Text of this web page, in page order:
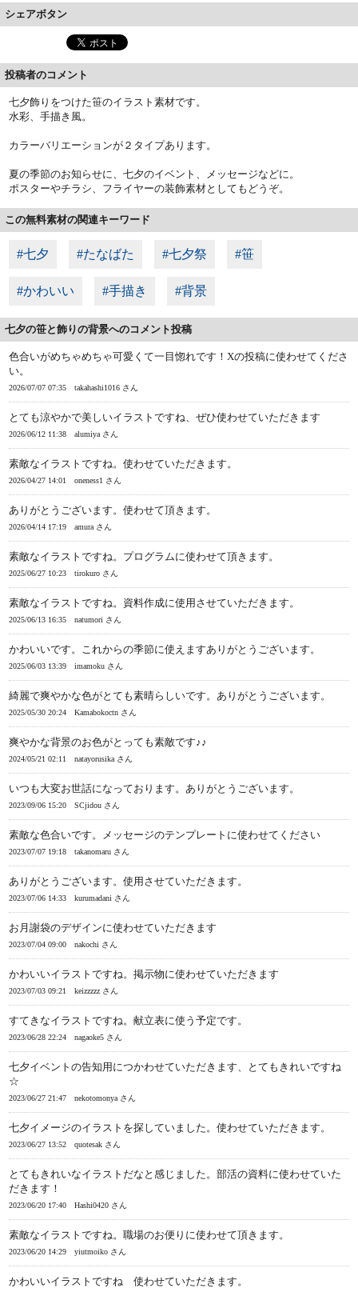
シェアボタン
投稿者のコメント
七夕飾りをつけた笹のイラスト素材です。
水彩、手描き風。
カラーバリエーションが２タイプあります。
夏の季節のお知らせに、七夕のイベント、メッセージなどに。
ポスターやチラシ、フライヤーの装飾素材としてもどうぞ。
この無料素材の関連キーワード
#七夕 #たなばた #七夕祭 #笹
#かわいい #手描き #背景
七夕の笹と飾りの背景へのコメント投稿
色合いがめちゃめちゃ可愛くて一目惚れです！Xの投稿に使わせてくださ
い。
2026/07/07 07:35 takahashi1016 さん
とても涼やかで美しいイラストですね、ぜひ使わせていただきます
2026/06/12 11:38 alumiya さん
素敵なイラストですね。使わせていただきます。
2026/04/27 14:01 oneness1 さん
ありがとうございます。使わせて頂きます。
2026/04/14 17:19 amura さん
素敵なイラストですね。プログラムに使わせて頂きます。
2025/06/27 10:23 tirokuro さん
素敵なイラストですね。資料作成に使用させていただきます。
2025/06/13 16:35 natumori さん
かわいいです。これからの季節に使えますありがとうございます。
2025/06/03 13:39 imamoku さん
綺麗で爽やかな色がとても素晴らしいです。ありがとうございます。
2025/05/30 20:24 Kamabokoctn さん
爽やかな背景のお色がとっても素敵です♪♪
2024/05/21 02:11 natayorusika さん
いつも大変お世話になっております。ありがとうございます。
2023/09/06 15:20 SCjidou さん
素敵な色合いです。メッセージのテンプレートに使わせてください
2023/07/07 19:18 takanomaru さん
ありがとうございます。使用させていただきます。
2023/07/06 14:33 kurumadani さん
お月謝袋のデザインに使わせていただきます
2023/07/04 09:00 nakochi さん
かわいいイラストですね。掲示物に使わせていただきます
2023/07/03 09:21 keizzzzz さん
すてきなイラストですね。献立表に使う予定です。
2023/06/28 22:24 nagaoke5 さん
七夕イベントの告知用につかわせていただきます、とてもきれいですね
☆
2023/06/27 21:47 nekotomonya さん
七夕イメージのイラストを探していました。使わせていただきます。
2023/06/27 13:52 quotesak さん
とてもきれいなイラストだなと感じました。部活の資料に使わせていた
だきます！
2023/06/20 17:40 Hashi0420 さん
素敵なイラストですね。職場のお便りに使わせて頂きます。
2023/06/20 14:29 yiutmoiko さん
かわいいイラストですね 使わせていただきます。